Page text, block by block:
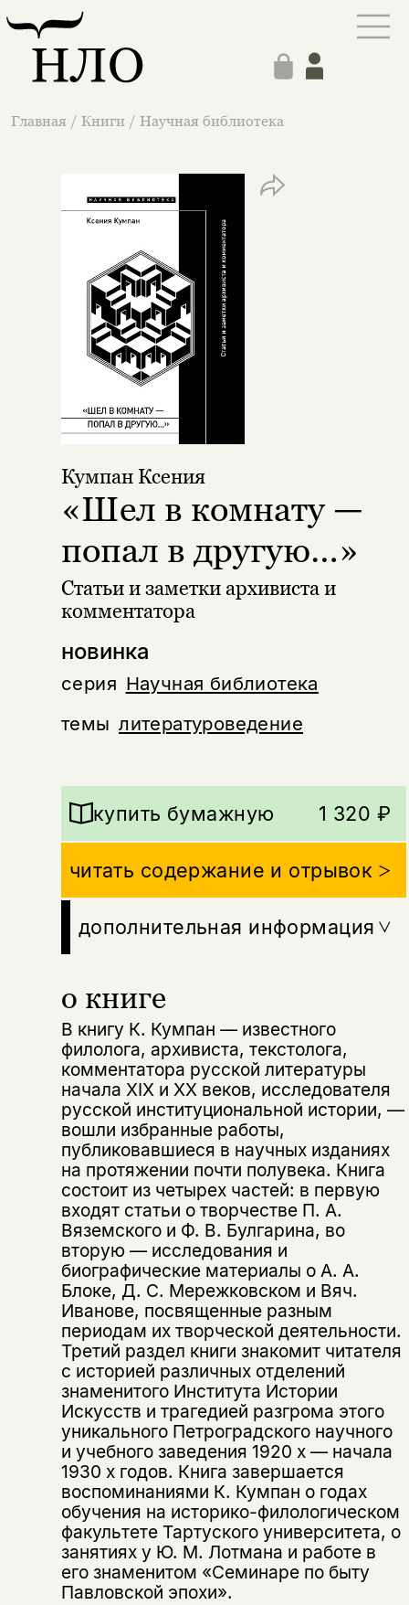
Главная / Книги / Научная библиотека
новинка
серия Научная библиотека
темы литературоведение
Кумпан Ксения
«Шел в комнату —
попал в другую…»
Статьи и заметки архивиста и
комментатора
о книге
В книгу К. Кумпан — известного
филолога, архивиста, текстолога,
комментатора русской литературы
начала XIX и XX веков, исследователя
русской институциональной истории, —
вошли избранные работы,
публиковавшиеся в научных изданиях
на протяжении почти полувека. Книга
состоит из четырех частей: в первую
входят статьи о творчестве П. А.
Вяземского и Ф. В. Булгарина, во
вторую — исследования и
биографические материалы о А. А.
Блоке, Д. С. Мережковском и Вяч.
Иванове, посвященные разным
периодам их творческой деятельности.
Третий раздел книги знакомит читателя
с историей различных отделений
знаменитого Института Истории
Искусств и трагедией разгрома этого
уникального Петроградского научного
и учебного заведения 1920 х — начала
1930 х годов. Книга завершается
воспоминаниями К. Кумпан о годах
обучения на историко-филологическом
факультете Тартуского университета, о
занятиях у Ю. М. Лотмана и работе в
его знаменитом «Семинаре по быту
Павловской эпохи».
купить бумажную 1 320 ₽
читать содержание и отрывок
дополнительная информация
Поделиться
Копировать
ссылку
ВконтактеТелеграм Дзен
Подписка на рассылку
Раз в неделю мы отправляем рассылку
о книгах и событиях «НЛО».
За подписку дарим промокод на
скидку 15%
Я соглашаюсь с Политикой конфиденциальности
подписаться
Этой книги временно
нет в продаже.
Вы можете подписаться на
уведомления, и при поступлении книги
на склад получить письмо на указанный
электронный адрес.
Я соглашаюсь сПолитикой конфиденциальности
подписаться
Эта книга
не предназначена для
несовершеннолетних
Скажите, пожалуйста,
вам уже исполнилось 18 лет?
да
нет, вернуться назад